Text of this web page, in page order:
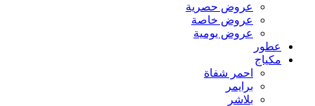
عروض حصرية
عروض خاصة
عروض يومية
عطور
مكياج
احمر شفاة
برايمر
بلاشر